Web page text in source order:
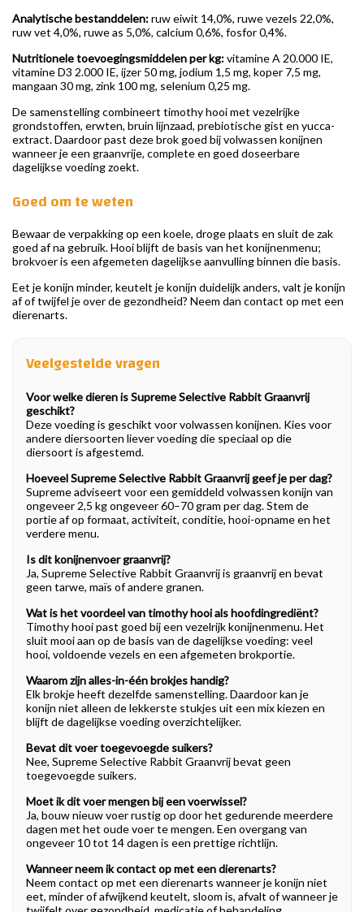
Analytische bestanddelen:ruw eiwit 14,0%, ruwe vezels 22,0%,
ruw vet 4,0%, ruwe as 5,0%, calcium 0,6%, fosfor 0,4%.
Nutritionele toevoegingsmiddelen per kg:vitamine A 20.000 IE,
vitamine D3 2.000 IE, ijzer 50 mg, jodium 1,5 mg, koper 7,5 mg,
mangaan 30 mg, zink 100 mg, selenium 0,25 mg.
De samenstelling combineert timothy hooi met vezelrijke
grondstoffen, erwten, bruin lijnzaad, prebiotische gist en yucca-
extract. Daardoor past deze brok goed bij volwassen konijnen
wanneer je een graanvrije, complete en goed doseerbare
dagelijkse voeding zoekt.
Goed om te weten
Bewaar de verpakking op een koele, droge plaats en sluit de zak
goed af na gebruik. Hooi blijft de basis van het konijnenmenu;
brokvoer is een afgemeten dagelijkse aanvulling binnen die basis.
Eet je konijn minder, keutelt je konijn duidelijk anders, valt je konijn
af of twijfel je over de gezondheid? Neem dan contact op met een
dierenarts.
Veelgestelde vragen
Voor welke dieren is Supreme Selective Rabbit Graanvrij
geschikt?
Deze voeding is geschikt voor volwassen konijnen. Kies voor
andere diersoorten liever voeding die speciaal op die
diersoort is afgestemd.
Hoeveel Supreme Selective Rabbit Graanvrij geef je per dag?
Supreme adviseert voor een gemiddeld volwassen konijn van
ongeveer 2,5 kg ongeveer 60–70 gram per dag. Stem de
portie af op formaat, activiteit, conditie, hooi-opname en het
verdere menu.
Is dit konijnenvoer graanvrij?
Ja, Supreme Selective Rabbit Graanvrij is graanvrij en bevat
geen tarwe, maïs of andere granen.
Wat is het voordeel van timothy hooi als hoofdingrediënt?
Timothy hooi past goed bij een vezelrijk konijnenmenu. Het
sluit mooi aan op de basis van de dagelijkse voeding: veel
hooi, voldoende vezels en een afgemeten brokportie.
Waarom zijn alles-in-één brokjes handig?
Elk brokje heeft dezelfde samenstelling. Daardoor kan je
konijn niet alleen de lekkerste stukjes uit een mix kiezen en
blijft de dagelijkse voeding overzichtelijker.
Bevat dit voer toegevoegde suikers?
Nee, Supreme Selective Rabbit Graanvrij bevat geen
toegevoegde suikers.
Moet ik dit voer mengen bij een voerwissel?
Ja, bouw nieuw voer rustig op door het gedurende meerdere
dagen met het oude voer te mengen. Een overgang van
ongeveer 10 tot 14 dagen is een prettige richtlijn.
Wanneer neem ik contact op met een dierenarts?
Neem contact op met een dierenarts wanneer je konijn niet
eet, minder of afwijkend keutelt, sloom is, afvalt of wanneer je